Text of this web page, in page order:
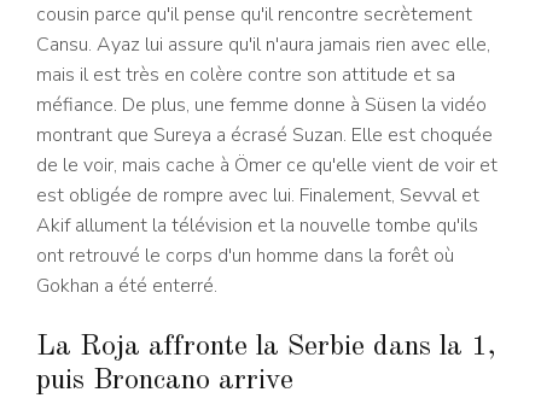
cousin parce qu'il pense qu'il rencontre secrètement
Cansu. Ayaz lui assure qu'il n'aura jamais rien avec elle,
mais il est très en colère contre son attitude et sa
méfiance. De plus, une femme donne à Süsen la vidéo
montrant que Sureya a écrasé Suzan. Elle est choquée
de le voir, mais cache à Ömer ce qu'elle vient de voir et
est obligée de rompre avec lui. Finalement, Sevval et
Akif allument la télévision et la nouvelle tombe qu'ils
ont retrouvé le corps d'un homme dans la forêt où
Gokhan a été enterré.
La Roja affronte la Serbie dans la 1,
puis Broncano arrive